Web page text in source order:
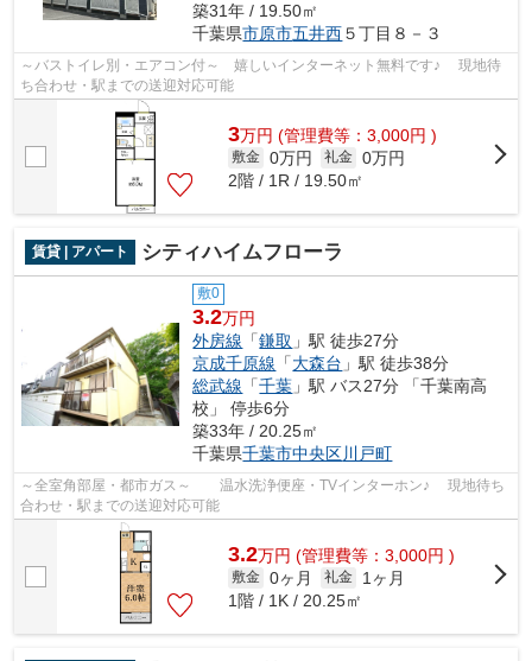
築31年 / 19.50㎡
千葉県市原市五井西５丁目８－３
～バストイレ別・エアコン付～ 嬉しいインターネット無料です♪ 現地待
ち合わせ・駅までの送迎対応可能
3万円 (管理費等：3,000円 )
敷金 0万円 礼金 0万円
2階 / 1R / 19.50㎡
賃貸 | アパート シティハイムフローラ
敷0
3.2万円
外房線 「鎌取 」駅 徒歩27分
京成千原線 「大森台 」駅 徒歩38分
総武線 「千葉 」駅 バス27分 「千葉南高
校」 停歩6分
築33年 / 20.25㎡
千葉県千葉市中央区川戸町
～全室角部屋・都市ガス～ 温水洗浄便座・TVインターホン♪ 現地待ち
合わせ・駅までの送迎対応可能
3.2万円 (管理費等：3,000円 )
敷金 0ヶ月 礼金
1ヶ月
1階 / 1K / 20.25㎡